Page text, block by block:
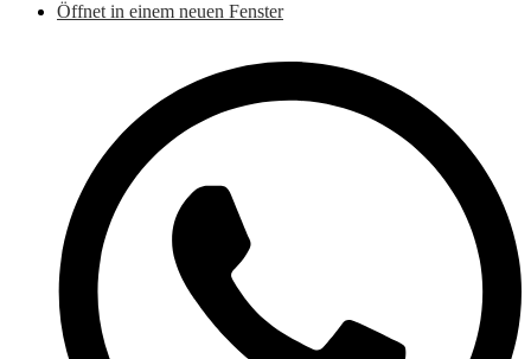
Öffnet in einem neuen Fenster